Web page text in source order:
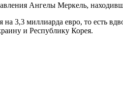
Ангелы Меркель,
3,3 миллиарда евро, то есть
и Республику Корея.